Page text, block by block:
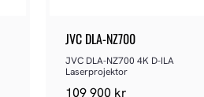
JVC DLA-NZ700
JVC DLA-NZ700 4K D-ILA
Laserprojektor
109 900 kr